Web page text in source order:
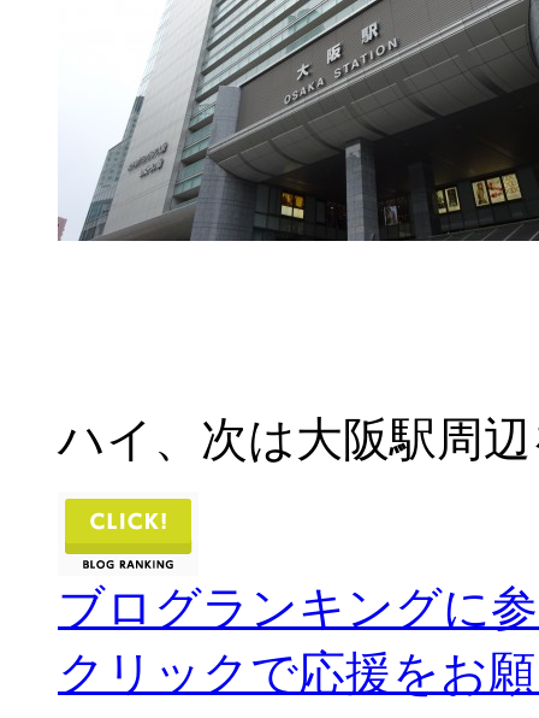
ハイ、次は大阪駅周
ブログランキングに
クリックで応援をお